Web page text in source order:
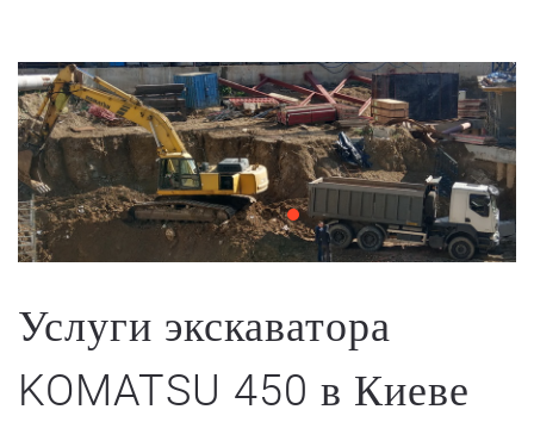
Услуги экскаватора
KOMATSU 450 в Киеве